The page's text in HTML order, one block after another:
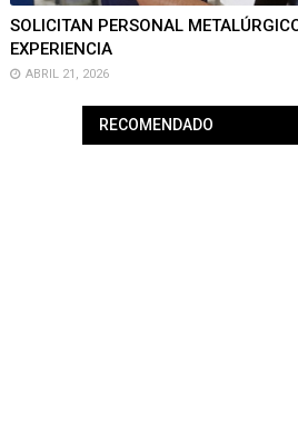
SOLICITAN PERSONAL
EXPERIENCIA
ABRIL 21, 2026
RECOMENDADO